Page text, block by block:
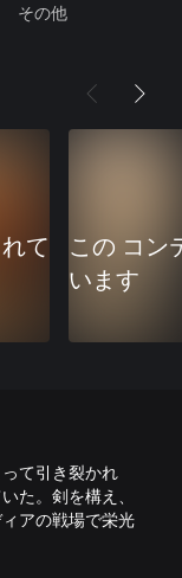
その他
て
この コン
います
て引き裂かれ
た。剣を構え、
アの戦場で栄光